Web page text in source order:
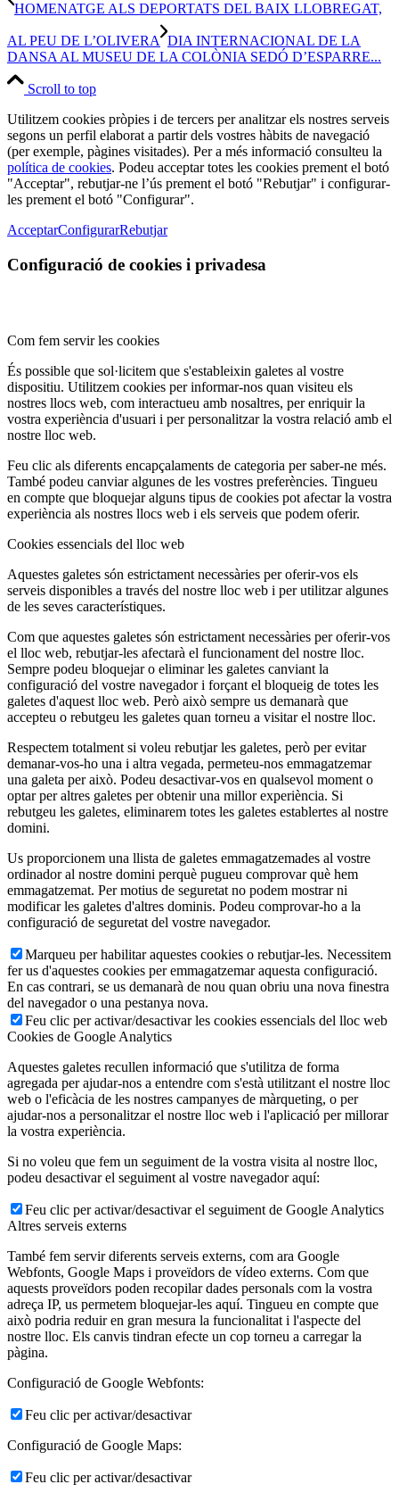
HOMENATGE ALS DEPORTATS DEL BAIX LLOBREGAT,
AL PEU DE L’OLIVERA DIA INTERNACIONAL DE LA
DANSA AL MUSEU DE LA COLÒNIA SEDÓ D’ESPARRE...
Scroll to top
Utilitzem cookies pròpies i de tercers per analitzar els nostres serveis
segons un perfil elaborat a partir dels vostres hàbits de navegació
(per exemple, pàgines visitades). Per a més informació consulteu la
política de cookies. Podeu acceptar totes les cookies prement el botó
"Acceptar", rebutjar-ne l’ús prement el botó "Rebutjar" i configurar-
les prement el botó "Configurar".
AcceptarConfigurarRebutjar
Configuració de cookies i privadesa
Com fem servir les cookies
És possible que sol·licitem que s'estableixin galetes al vostre
dispositiu. Utilitzem cookies per informar-nos quan visiteu els
nostres llocs web, com interactueu amb nosaltres, per enriquir la
vostra experiència d'usuari i per personalitzar la vostra relació amb el
nostre lloc web.
Feu clic als diferents encapçalaments de categoria per saber-ne més.
També podeu canviar algunes de les vostres preferències. Tingueu
en compte que bloquejar alguns tipus de cookies pot afectar la vostra
experiència als nostres llocs web i els serveis que podem oferir.
Cookies essencials del lloc web
Aquestes galetes són estrictament necessàries per oferir-vos els
serveis disponibles a través del nostre lloc web i per utilitzar algunes
de les seves característiques.
Com que aquestes galetes són estrictament necessàries per oferir-vos
el lloc web, rebutjar-les afectarà el funcionament del nostre lloc.
Sempre podeu bloquejar o eliminar les galetes canviant la
configuració del vostre navegador i forçant el bloqueig de totes les
galetes d'aquest lloc web. Però això sempre us demanarà que
accepteu o rebutgeu les galetes quan torneu a visitar el nostre lloc.
Respectem totalment si voleu rebutjar les galetes, però per evitar
demanar-vos-ho una i altra vegada, permeteu-nos emmagatzemar
una galeta per això. Podeu desactivar-vos en qualsevol moment o
optar per altres galetes per obtenir una millor experiència. Si
rebutgeu les galetes, eliminarem totes les galetes establertes al nostre
domini.
Us proporcionem una llista de galetes emmagatzemades al vostre
ordinador al nostre domini perquè pugueu comprovar què hem
emmagatzemat. Per motius de seguretat no podem mostrar ni
modificar les galetes d'altres dominis. Podeu comprovar-ho a la
configuració de seguretat del vostre navegador.
Marqueu per habilitar aquestes cookies o rebutjar-les. Necessitem
fer us d'aquestes cookies per emmagatzemar aquesta configuració.
En cas contrari, se us demanarà de nou quan obriu una nova finestra
del navegador o una pestanya nova.
Feu clic per activar/desactivar les cookies essencials del lloc web
Cookies de Google Analytics
Aquestes galetes recullen informació que s'utilitza de forma
agregada per ajudar-nos a entendre com s'està utilitzant el nostre lloc
web o l'eficàcia de les nostres campanyes de màrqueting, o per
ajudar-nos a personalitzar el nostre lloc web i l'aplicació per millorar
la vostra experiència.
Si no voleu que fem un seguiment de la vostra visita al nostre lloc,
podeu desactivar el seguiment al vostre navegador aquí:
Feu clic per activar/desactivar el seguiment de Google Analytics
Altres serveis externs
També fem servir diferents serveis externs, com ara Google
Webfonts, Google Maps i proveïdors de vídeo externs. Com que
aquests proveïdors poden recopilar dades personals com la vostra
adreça IP, us permetem bloquejar-les aquí. Tingueu en compte que
això podria reduir en gran mesura la funcionalitat i l'aspecte del
nostre lloc. Els canvis tindran efecte un cop torneu a carregar la
pàgina.
Configuració de Google Webfonts:
Feu clic per activar/desactivar
Configuració de Google Maps:
Feu clic per activar/desactivar